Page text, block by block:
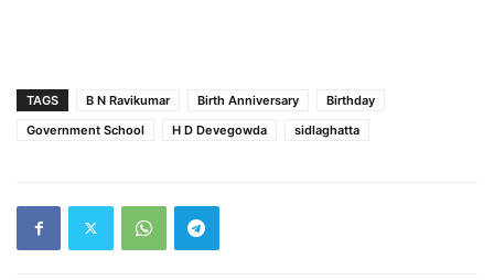
TAGS B N Ravikumar Birth Anniversary
Birthday
Government School
H D Devegowda sidlaghatta